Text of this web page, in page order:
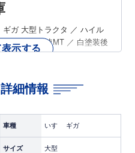
ガ 大型トラクタ ／ ハイル
馬力 ／ 7速MT ／ 白塗装後
×420馬力の大型トラクタギ
ガ」のトラクタヘッド、第
塗装サービス付きでクリー
示する
細情報
車種 いすゞ ギガ
サイズ 大型